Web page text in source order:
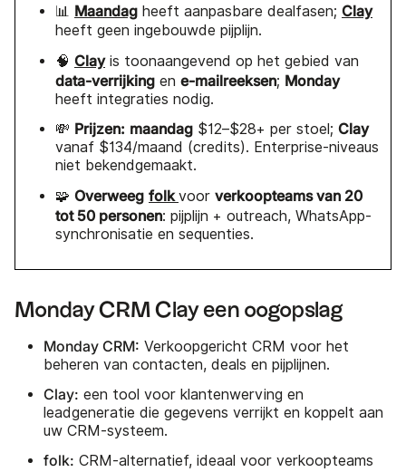
📊 Maandag heeft aanpasbare dealfasen; Clay
heeft geen ingebouwde pijplijn.
🧠 Clayis toonaangevend op het gebied van
data-verrijking en e-mailreeksen; Monday
heeft integraties nodig.
💸 Prijzen: maandag $12–$28+ per stoel; Clay
vanaf $134/maand (credits). Enterprise-niveaus
niet bekendgemaakt.
🧩 Overweeg folkvoor verkoopteams van 20
tot 50 personen: pijplijn + outreach, WhatsApp-
synchronisatie en sequenties.
Monday CRM Clay een oogopslag
Monday CRM: Verkoopgericht CRM voor het
beheren van contacten, deals en pijplijnen.
Clay: een tool voor klantenwerving en
leadgeneratie die gegevens verrijkt en koppelt aan
uw CRM-systeem.
folk: CRM-alternatief, ideaal voor verkoopteams